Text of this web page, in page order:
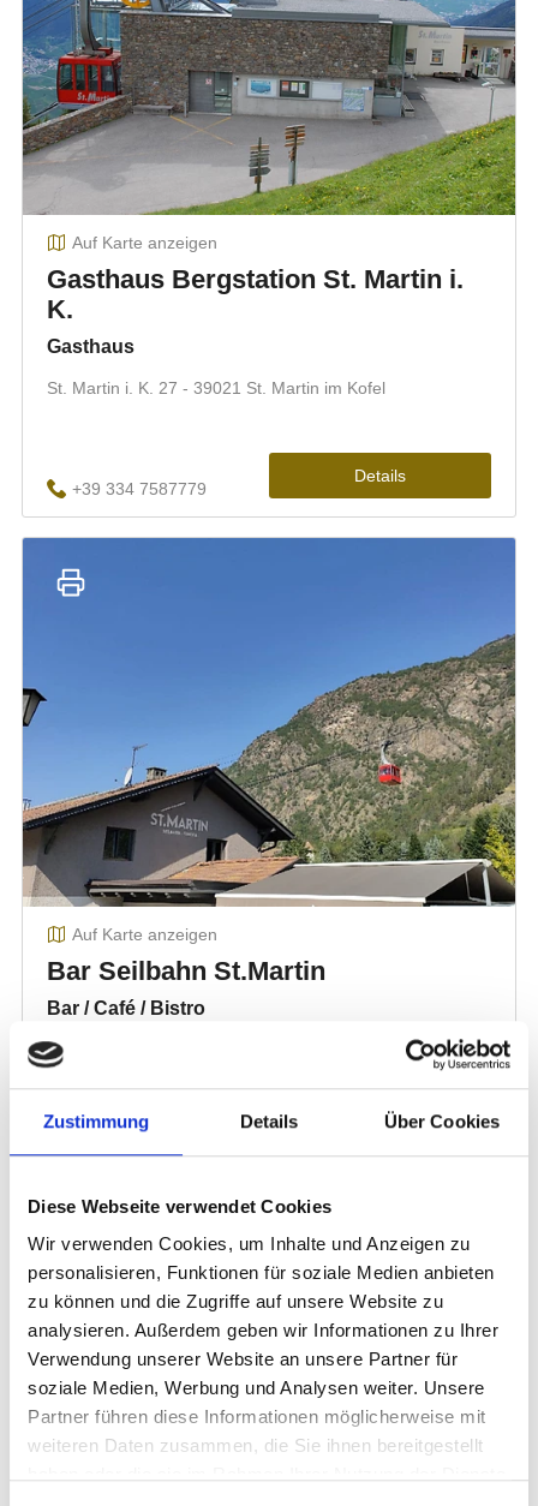
Zustimmung Details Über Cookies
Diese Webseite verwendet Cookies
Wir verwenden Cookies, um Inhalte und Anzeigen zu
personalisieren, Funktionen für soziale Medien anbieten
zu können und die Zugriffe auf unsere Website zu
analysieren. Außerdem geben wir Informationen zu Ihrer
Verwendung unserer Website an unsere Partner für
soziale Medien, Werbung und Analysen weiter. Unsere
Partner führen diese Informationen möglicherweise mit
weiteren Daten zusammen, die Sie ihnen bereitgestellt